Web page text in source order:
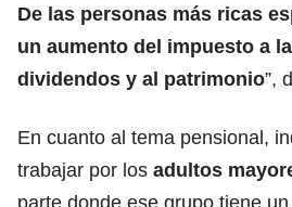
De las personas más ricas
un aumento del impuesto a
dividendos y al patrimonio”,
En cuanto al tema pensional,
trabajar por los adultos
parte donde ese grupo tiene